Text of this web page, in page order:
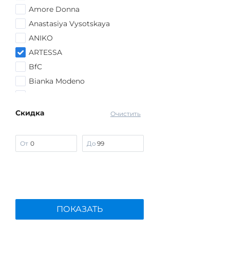
Amore Donna
Anastasiya Vysotskaya
ANIKO
ARTESSA
BfC
Bianka Modeno
Frida Collection
Kazee
Lomara
Очистить
Скидка
От До
ПОКАЗАТЬ